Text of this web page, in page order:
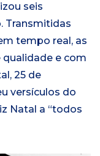
seis
Transmitidas
tempo real, as
e com
25 de
versículos do
Natal a “todos